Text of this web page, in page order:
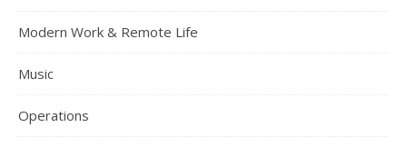
Modern Work & Remote Life
Music
Operations